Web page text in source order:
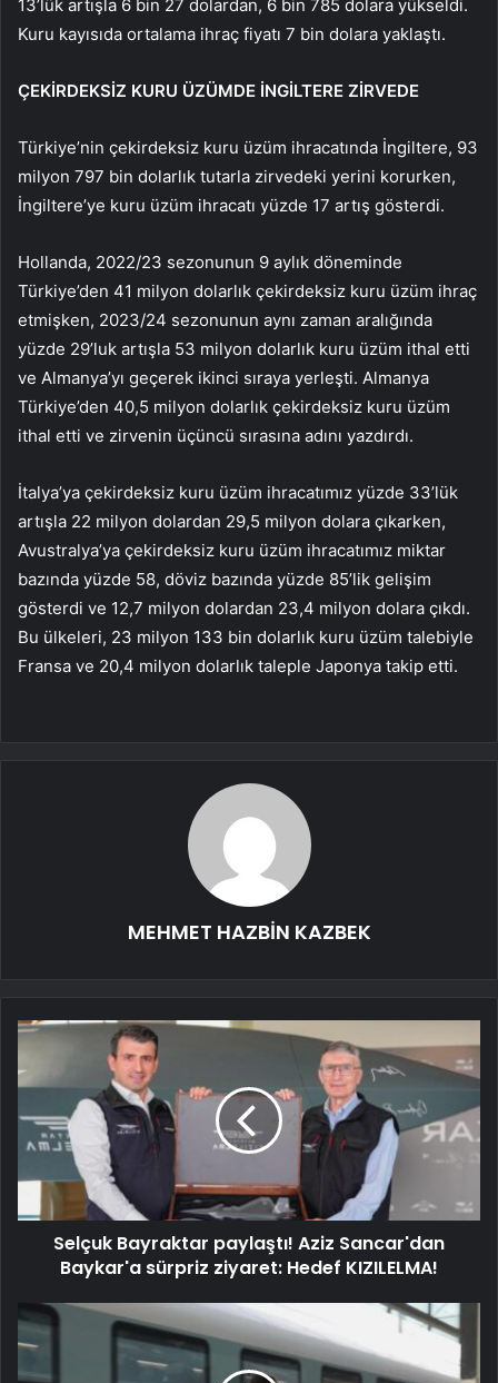
13’lük artışla 6 bin 27 dolardan, 6 bin 785 dolara yükseldi.
Kuru kayısıda ortalama ihraç fiyatı 7 bin dolara yaklaştı.
ÇEKİRDEKSİZ KURU ÜZÜMDE İNGİLTERE ZİRVEDE
Türkiye’nin çekirdeksiz kuru üzüm ihracatında İngiltere, 93
milyon 797 bin dolarlık tutarla zirvedeki yerini korurken,
İngiltere’ye kuru üzüm ihracatı yüzde 17 artış gösterdi.
Hollanda, 2022/23 sezonunun 9 aylık döneminde
Türkiye’den 41 milyon dolarlık çekirdeksiz kuru üzüm ihraç
etmişken, 2023/24 sezonunun aynı zaman aralığında
yüzde 29’luk artışla 53 milyon dolarlık kuru üzüm ithal etti
ve Almanya’yı geçerek ikinci sıraya yerleşti. Almanya
Türkiye’den 40,5 milyon dolarlık çekirdeksiz kuru üzüm
ithal etti ve zirvenin üçüncü sırasına adını yazdırdı.
İtalya’ya çekirdeksiz kuru üzüm ihracatımız yüzde 33’lük
artışla 22 milyon dolardan 29,5 milyon dolara çıkarken,
Avustralya’ya çekirdeksiz kuru üzüm ihracatımız miktar
bazında yüzde 58, döviz bazında yüzde 85’lik gelişim
gösterdi ve 12,7 milyon dolardan 23,4 milyon dolara çıkdı.
Bu ülkeleri, 23 milyon 133 bin dolarlık kuru üzüm talebiyle
Fransa ve 20,4 milyon dolarlık taleple Japonya takip etti.
MEHMET HAZBİN KAZBEK
Selçuk Bayraktar paylaştı! Aziz Sancar'dan
Baykar'a sürpriz ziyaret: Hedef KIZILELMA!